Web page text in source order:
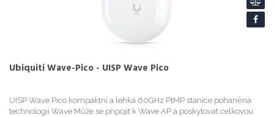
Ubiquiti Wave-Pico - UISP Wave Pico
UISP Wave Pico kompaktní a lehká 60GHz PtMP stanice poháněná
technologií Wave Může se připojit k Wave AP a poskytovat celkovou